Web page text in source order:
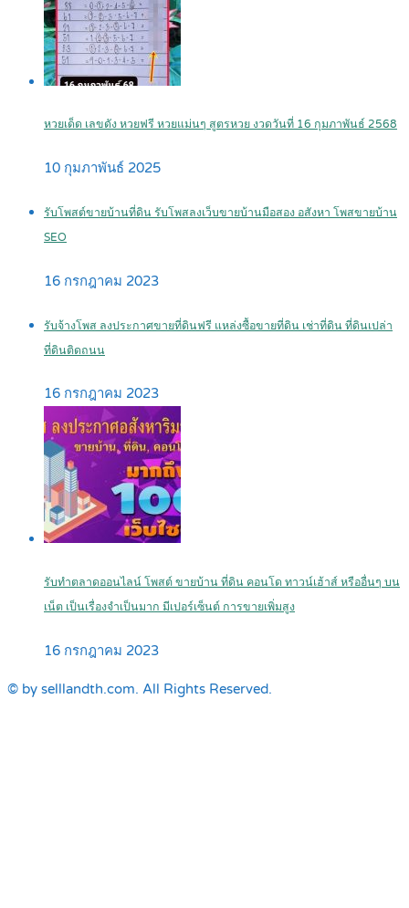
หวยเด็ด เลขดัง หวยฟรี หวยแม่นๆ สูตรหวย งวดวันที่ 16 กุมภาพันธ์ 2568
10 กุมภาพันธ์ 2025
รับโพสต์ขายบ้านที่ดิน รับโพสลงเว็บขายบ้านมือสอง อสังหา โพสขายบ้าน
SEO
16 กรกฎาคม 2023
รับจ้างโพส ลงประกาศขายที่ดินฟรี แหล่งซื้อขายที่ดิน เช่าที่ดิน ที่ดินเปล่า
ที่ดินติดถนน
16 กรกฎาคม 2023
รับทำตลาดออนไลน์ โพสต์ ขายบ้าน ที่ดิน คอนโด ทาวน์เฮ้าส์ หรืออื่นๆ บน
เน็ต เป็นเรื่องจำเป็นมาก มีเปอร์เซ็นต์ การขายเพิ่มสูง
16 กรกฎาคม 2023
© by selllandth.com. All Rights Reserved.